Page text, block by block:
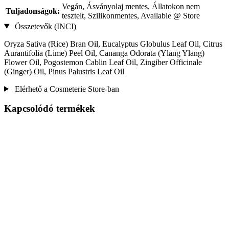
Tuljadonságok:
Vegán, Ásványolaj mentes, Állatokon nem
tesztelt, Szilikonmentes, Available @ Store
Összetevők (INCI)
Oryza Sativa (Rice) Bran Oil, Eucalyptus Globulus Leaf Oil, Citrus
Aurantifolia (Lime) Peel Oil, Cananga Odorata (Ylang Ylang)
Flower Oil, Pogostemon Cablin Leaf Oil, Zingiber Officinale
(Ginger) Oil, Pinus Palustris Leaf Oil
Elérhető a Cosmeterie Store-ban
Kapcsolódó termékek